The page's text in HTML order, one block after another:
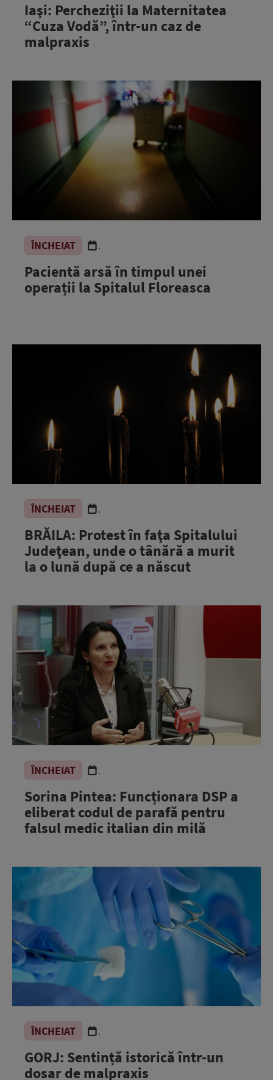
Iaşi: Percheziţii la Maternitatea
“Cuza Vodă”, într-un caz de
malpraxis
ÎNCHEIAT .
Pacientă arsă în timpul unei
operații la Spitalul Floreasca
ÎNCHEIAT .
BRĂILA: Protest în faţa Spitalului
Judeţean, unde o tânără a murit
la o lună după ce a născut
ÎNCHEIAT .
Sorina Pintea: Funcționara DSP a
eliberat codul de parafă pentru
falsul medic italian din milă
ÎNCHEIAT .
GORJ: Sentință istorică într-un
dosar de malpraxis